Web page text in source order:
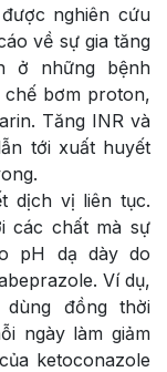
nghiên cứu
về sự gia tăng
ở những bệnh
bơm proton,
Tăng INR và
tới xuất huyết
dịch vị liên tục.
các chất mà sự
pH dạ dày do
Ví dụ,
đồng thời
ngày làm giảm
ketoconazole